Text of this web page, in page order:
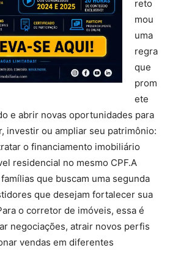
reto
mou
uma
regra
que
prom
ete
e abrir novas oportunidades para
investir ou ampliar seu patrimônio:
o financiamento imobiliário
residencial no mesmo CPF.A
que buscam uma segunda
que desejam fortalecer sua
o corretor de imóveis, essa é
negociações, atrair novos perfis
vendas em diferentes